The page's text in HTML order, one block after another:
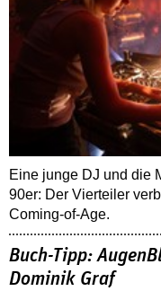
Eine junge DJ und die
90er: Der Vierteiler
Coming-of-Age.
Buch-Tipp:
Dominik Graf